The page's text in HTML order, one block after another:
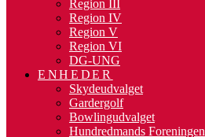
Region III
Region IV
Region V
Region VI
DG-UNG
ENHEDER
Skydeudvalget
Gardergolf
Bowlingudvalget
Hundredmands Foreningen